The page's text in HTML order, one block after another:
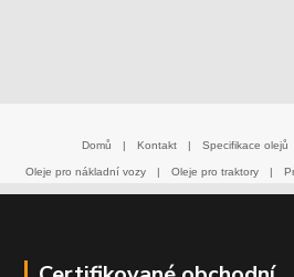
Domů | Kontakt | Specifikace olejů
Oleje pro nákladní vozy | Oleje pro traktory |